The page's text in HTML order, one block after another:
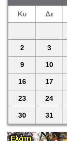
Κυ Δε
2 3
9 10
16 17
23 24
30 31